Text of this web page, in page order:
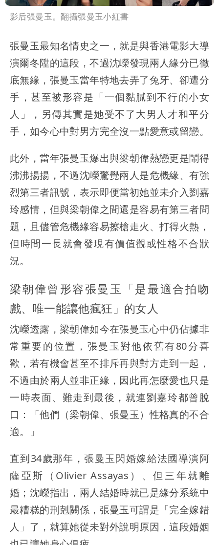
影后張曼玉。翻攝張曼玉小紅書
張曼玉最知名情史之一，就是與香港電影大導
演爾冬陞的這段，不過沈嶸發現兩人緣分已徹
底無緣，張曼玉當年特地去弄了兔牙、卻遭分
手，甚至被形容是「一個黏膩到不行的小女
人」，另傳其實是她受不了大男人才和平分
手，如今心中對男方完全沒一點愛意或留戀。
此外，當年張曼玉爆出與梁朝偉熱戀更是鬧得
沸沸揚揚，不過沈嶸驚覺兩人是危機緣、有強
烈第三者訊號，表示即便當初她並未介入劉嘉
玲感情，但與梁朝偉之間還是容易有第三者問
題，且儘管危機緣容易擦槍走火、打得火熱，
但時間一長就會發現有價值觀或性格不合狀
況。
梁朝偉曾形容張曼玉「是最適合拍吻
戲、唯一能讓他瘋狂」的女人
沈嶸透露，梁朝偉如今在張曼玉心中仍佔據非
常重要的位置，張曼玉對他依舊有80分喜
歡，若有機會甚至不排斥再與對方走到一起，
不過由於兩人並非正緣，因此再怎麼愛也只是
一時表面、難走到最後，就連劉嘉玲都曾脫
口：「他們（梁朝偉、張曼玉）性格真的不合
適。」
直到34歲那年，張曼玉閃婚嫁給法國導演阿
薩亞斯（Olivier Assayas）、但三年就離
婚；沈嶸指出，兩人結婚時就已是緣分系統中
最糟糕的刑剋關係，張曼玉可謂是「完全嫁錯
人」了，就算她從未對外說明原因，這段婚姻